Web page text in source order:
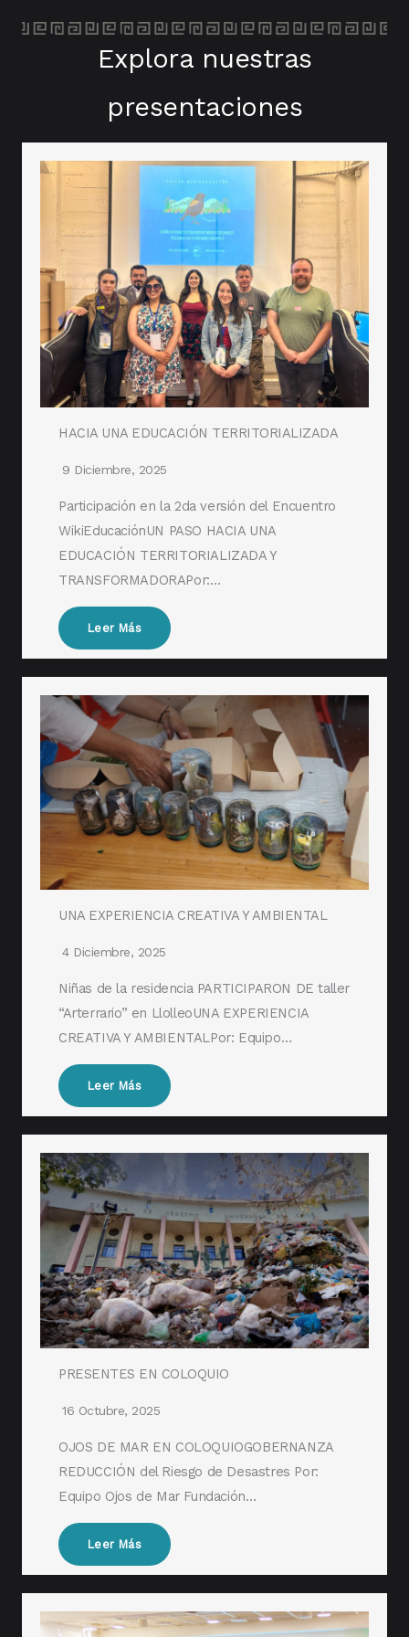
Explora nuestras
presentaciones
HACIA UNA EDUCACIÓN TERRITORIALIZADA
9 Diciembre, 2025
Participación en la 2da versión del Encuentro
WikiEducaciónUN PASO HACIA UNA
EDUCACIÓN TERRITORIALIZADA Y
TRANSFORMADORAPor:…
Leer Más
UNA EXPERIENCIA CREATIVA Y AMBIENTAL
4 Diciembre, 2025
Niñas de la residencia PARTICIPARON DE taller
“Arterrario” en LlolleoUNA EXPERIENCIA
CREATIVA Y AMBIENTALPor: Equipo…
Leer Más
PRESENTES EN COLOQUIO
16 Octubre, 2025
OJOS DE MAR EN COLOQUIOGOBERNANZA
REDUCCIÓN del Riesgo de Desastres Por:
Equipo Ojos de Mar Fundación…
Leer Más